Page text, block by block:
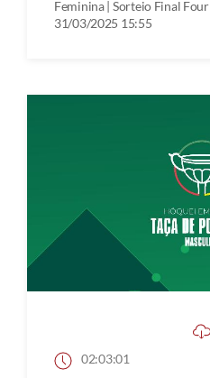
Feminina | Sorteio Final Four
31/03/2025 15:55
02:03:01